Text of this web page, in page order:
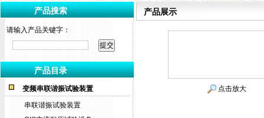
产品搜索
请输入产品关键字：
产品目录
变频串联谐振试验装置
串联谐振试验装置
产品展示
点击放大